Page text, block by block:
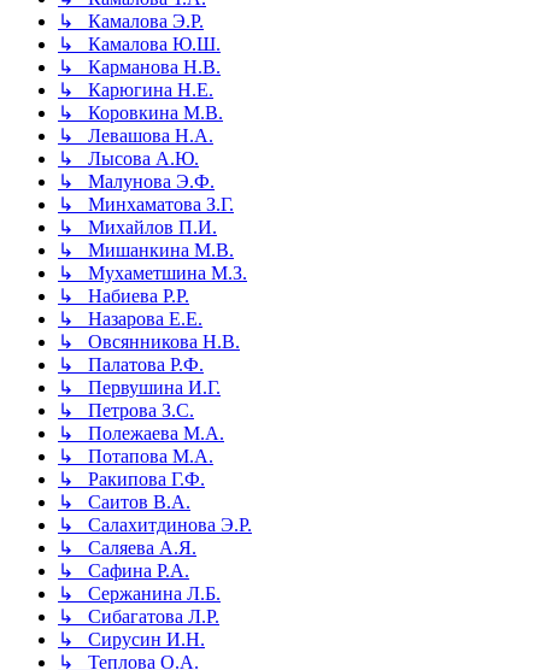
↳ Камалова Э.Р.
↳ Камалова Ю.Ш.
↳ Карманова Н.В.
↳ Карюгина Н.Е.
↳ Коровкина М.В.
↳ Левашова Н.А.
↳ Лысова А.Ю.
↳ Малунова Э.Ф.
↳ Минхаматова З.Г.
↳ Михайлов П.И.
↳ Мишанкина М.В.
↳ Мухаметшина М.З.
↳ Набиева Р.Р.
↳ Назарова Е.Е.
↳ Овсянникова Н.В.
↳ Палатова Р.Ф.
↳ Первушина И.Г.
↳ Петрова З.С.
↳ Полежаева М.А.
↳ Потапова М.А.
↳ Ракипова Г.Ф.
↳ Саитов В.А.
↳ Салахитдинова Э.Р.
↳ Саляева А.Я.
↳ Сафина Р.А.
↳ Сержанина Л.Б.
↳ Сибагатова Л.Р.
↳ Сирусин И.Н.
↳ Теплова О.А.